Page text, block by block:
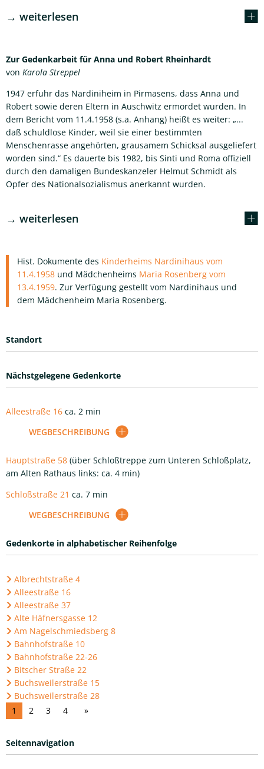
→ weiterlesen
Zur Gedenkarbeit für Anna und Robert Rheinhardt
von Karola Streppel
1947 erfuhr das Nardiniheim in Pirmasens, dass Anna und
Robert sowie deren Eltern in Auschwitz ermordet wurden. In
dem Bericht vom 11.4.1958 (s.a. Anhang) heißt es weiter: „...
daß schuldlose Kinder, weil sie einer bestimmten
Menschenrasse angehörten, grausamem Schicksal ausgeliefert
worden sind.“ Es dauerte bis 1982, bis Sinti und Roma offiziell
durch den damaligen Bundeskanzeler Helmut Schmidt als
Opfer des Nationalsozialismus anerkannt wurden.
→ weiterlesen
Hist. Dokumente des Kinderheims Nardinihaus vom
11.4.1958 und Mädchenheims Maria Rosenberg vom
13.4.1959. Zur Verfügung gestellt vom Nardinihaus und
dem Mädchenheim Maria Rosenberg.
Standort
Nächstgelegene Gedenkorte
Alleestraße 16 ca. 2 min
WEGBESCHREIBUNG
Hauptstraße 58 (über Schloßtreppe zum Unteren Schloßplatz,
am Alten Rathaus links: ca. 4 min)
Schloßstraße 21 ca. 7 min
WEGBESCHREIBUNG
Gedenkorte in alphabetischer Reihenfolge
Albrechtstraße 4
Alleestraße 16
Alleestraße 37
Alte Häfnersgasse 12
Am Nagelschmiedsberg 8
Bahnhofstraße 10
Bahnhofstraße 22-26
Bitscher Straße 22
Buchsweilerstraße 15
Buchsweilerstraße 28
1
2 3 4
Seitennavigation